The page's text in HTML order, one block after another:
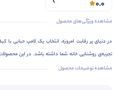
0.0
مشاهده ویژگی‌های محصول
در دنیای پر رقابت امروزه، انتخاب یک لامپ حبابی با
تجربه‌ی روشنایی خانه شما داشته باشد. در این
حبابی برندکارامکسمی‌پردازیم تا شما را در انتخابمشاهده توضیحات محصول